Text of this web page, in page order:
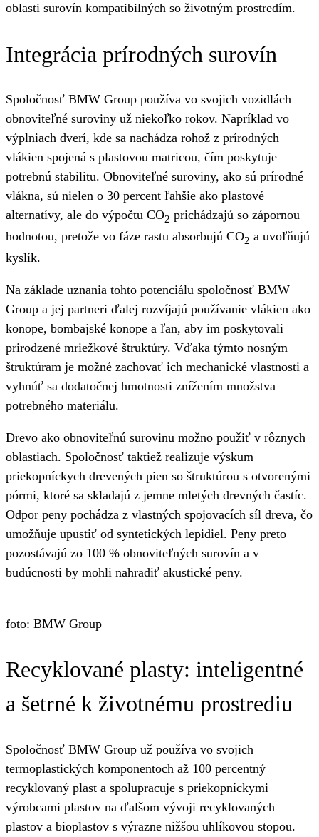
oblasti surovín kompatibilných so životným prostredím.
Integrácia prírodných surovín
Spoločnosť BMW Group používa vo svojich vozidlách
obnoviteľné suroviny už niekoľko rokov. Napríklad vo
výplniach dverí, kde sa nachádza rohož z prírodných
vlákien spojená s plastovou matricou, čím poskytuje
potrebnú stabilitu. Obnoviteľné suroviny, ako sú prírodné
vlákna, sú nielen o 30 percent ľahšie ako plastové
alternatívy, ale do výpočtu CO2 prichádzajú so zápornou
hodnotou, pretože vo fáze rastu absorbujú CO2 a uvoľňujú
kyslík.
Na základe uznania tohto potenciálu spoločnosť BMW
Group a jej partneri ďalej rozvíjajú používanie vlákien ako
konope, bombajské konope a ľan, aby im poskytovali
prirodzené mriežkové štruktúry. Vďaka týmto nosným
štruktúram je možné zachovať ich mechanické vlastnosti a
vyhnúť sa dodatočnej hmotnosti znížením množstva
potrebného materiálu.
Drevo ako obnoviteľnú surovinu možno použiť v rôznych
oblastiach. Spoločnosť taktiež realizuje výskum
priekopníckych drevených pien so štruktúrou s otvorenými
pórmi, ktoré sa skladajú z jemne mletých drevných častíc.
Odpor peny pochádza z vlastných spojovacích síl dreva, čo
umožňuje upustiť od syntetických lepidiel. Peny preto
pozostávajú zo 100 % obnoviteľných surovín a v
budúcnosti by mohli nahradiť akustické peny.
foto: BMW Group
Recyklované plasty: inteligentné
a šetrné k životnému prostrediu
Spoločnosť BMW Group už používa vo svojich
termoplastických komponentoch až 100 percentný
recyklovaný plast a spolupracuje s priekopníckymi
výrobcami plastov na ďalšom vývoji recyklovaných
plastov a bioplastov s výrazne nižšou uhlíkovou stopou.